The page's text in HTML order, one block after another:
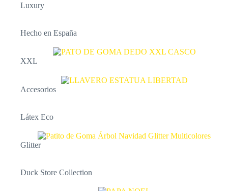
Luxury
Hecho en España
XXL
Accesorios
Látex Eco
Glitter
Duck Store Collection